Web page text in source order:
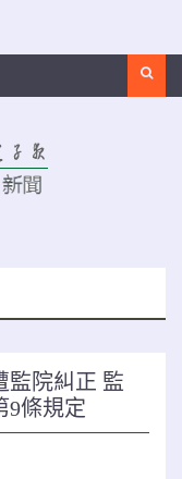
監院糾正 監
9條規定